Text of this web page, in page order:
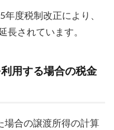
度税制改正により、
長されています。
用する場合の税金
場合の譲渡所得の計算